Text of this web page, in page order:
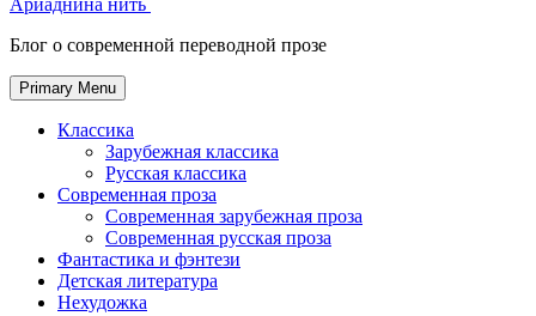
Ариаднина нить
Блог о современной переводной прозе
Primary Menu
Классика
Зарубежная классика
Русская классика
Современная проза
Современная зарубежная проза
Современная русская проза
Фантастика и фэнтези
Детская литература
Нехудожка